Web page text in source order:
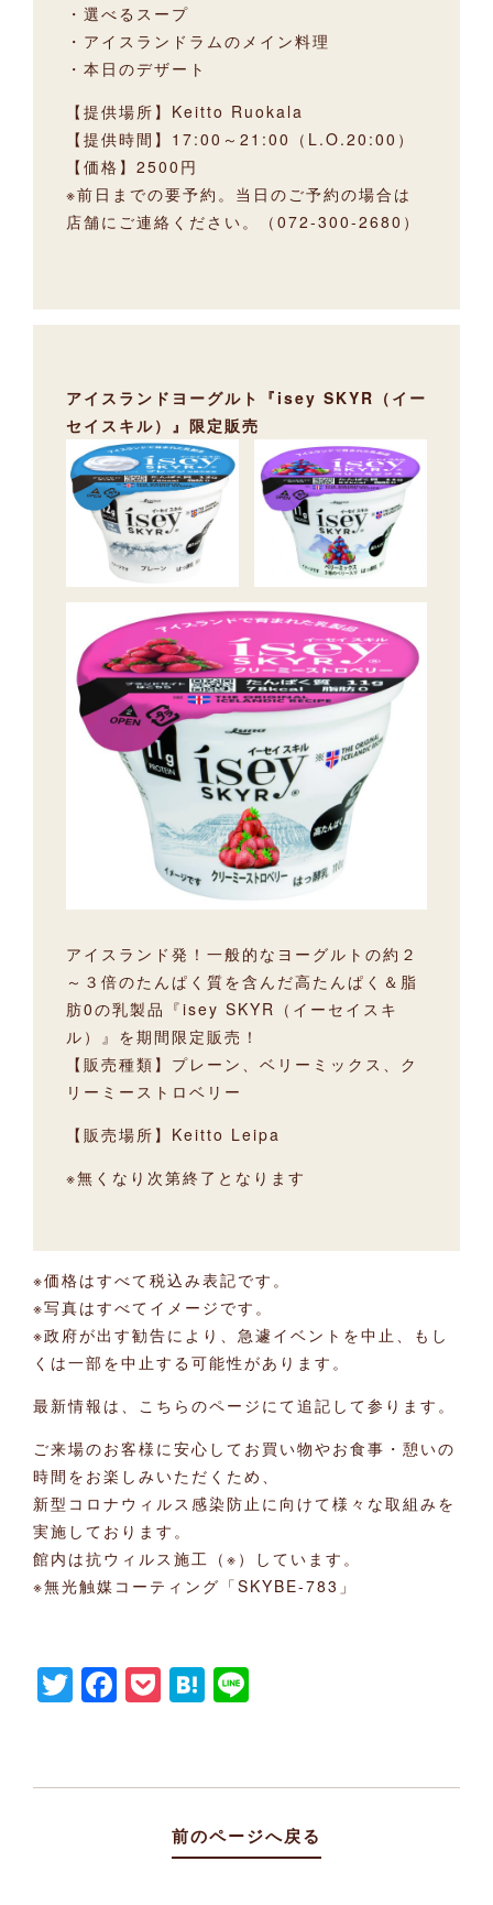
・選べるスープ
・アイスランドラムのメイン料理
・本日のデザート
【提供場所】Keitto Ruokala
【提供時間】17:00～21:00（L.O.20:00）
【価格】2500円
※前日までの要予約。当日のご予約の場合は
店舗にご連絡ください。（072-300-2680）
アイスランドヨーグルト『isey SKYR（イー
セイスキル）』限定販売
アイスランド発！一般的なヨーグルトの約２
～３倍のたんぱく質を含んだ高たんぱく＆脂
肪0の乳製品『isey SKYR（イーセイスキ
ル）』を期間限定販売！
【販売種類】プレーン、ベリーミックス、ク
リーミーストロベリー
【販売場所】Keitto Leipa
※無くなり次第終了となります
※価格はすべて税込み表記です。
※写真はすべてイメージです。
※政府が出す勧告により、急遽イベントを中止、もし
くは一部を中止する可能性があります。
最新情報は、こちらのページにて追記して参ります。
ご来場のお客様に安心してお買い物やお食事・憩いの
時間をお楽しみいただくため、
新型コロナウィルス感染防止に向けて様々な取組みを
実施しております。
館内は抗ウィルス施工（※）しています。
※無光触媒コーティング「SKYBE-783」
Twitter
Facebook
Pocket
Hatena
Line
前のページへ戻る